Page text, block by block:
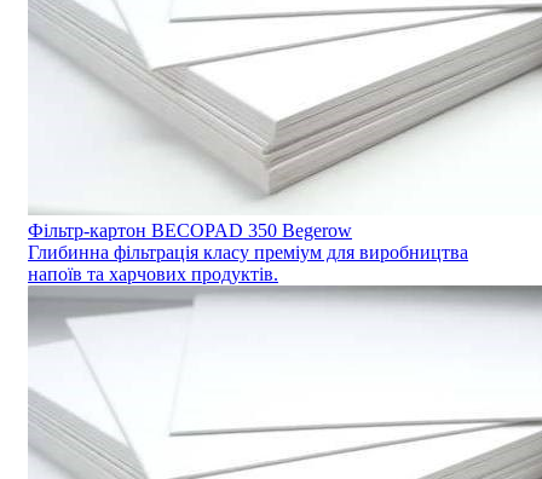
Фільтр-картон BECOPAD 350 Begerow
Глибинна фільтрація класу преміум для виробництва
напоїв та харчових продуктів.